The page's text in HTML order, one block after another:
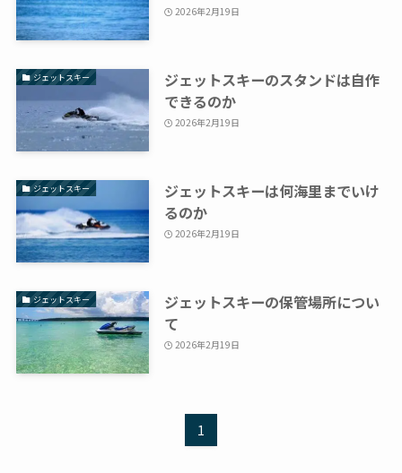
2026年2月19日
ジェットスキー
ジェットスキーのスタンドは自作
できるのか
2026年2月19日
ジェットスキー
ジェットスキーは何海里までいけ
るのか
2026年2月19日
ジェットスキー
ジェットスキーの保管場所につい
て
2026年2月19日
1